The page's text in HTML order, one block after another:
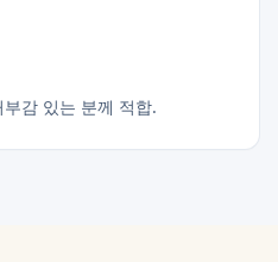
감 있는 분께 적합.